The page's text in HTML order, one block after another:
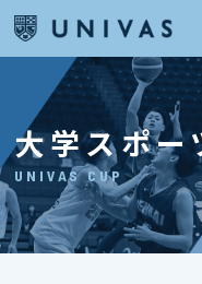
大学スポー
UNIVAS CUP